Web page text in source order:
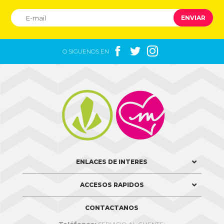
ENVIAR
O SIGUENOS EN   

ENLACES DE INTERES
ACCESOS RAPIDOS
CONTACTANOS